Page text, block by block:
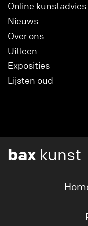
Online kunstadvies
Nieuws
Over ons
Uitleen
Exposities
Lijsten oud
bax kunst